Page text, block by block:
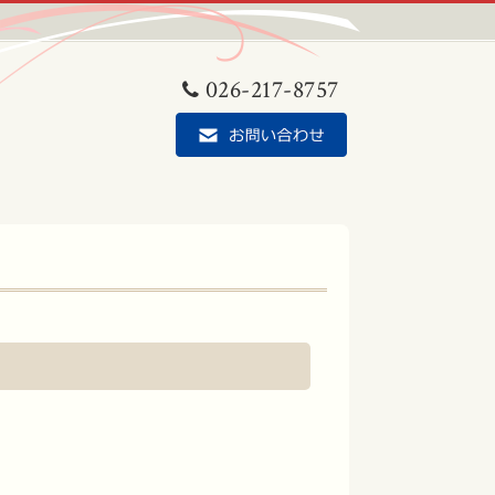
026-217-8757